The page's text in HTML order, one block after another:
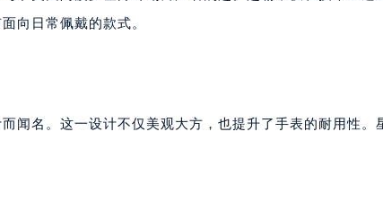
向日常佩戴的款式。
闻名。这一设计不仅美观大方，也提升了手表的耐用性。